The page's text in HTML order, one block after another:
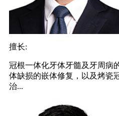
擅长:
冠根一体化牙体牙髓及牙周病
体缺损的嵌体修复，以及烤瓷
治...